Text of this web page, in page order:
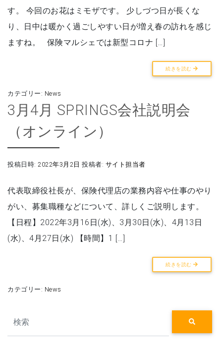
す。 今回のお花はミモザです。 少しづつ日が長くな
り、日中は暖かく過ごしやすい日が増え春の訪れを感じ
ますね。 保険マルシェでは新型コロナ […]
続きを読む
カテゴリー: News
3月4月 SPRINGS会社説明会
（オンライン）
投稿日時: 2022年3月2日 投稿者: サイト担当者
代表取締役社長が、保険代理店の業務内容や仕事のやり
がい、募集職種などについて、詳しくご説明します。
【日程】2022年3月16日(水)、3月30日(水)、4月13日
(水)、4月27日(水) 【時間】1 […]
続きを読む
カテゴリー: News